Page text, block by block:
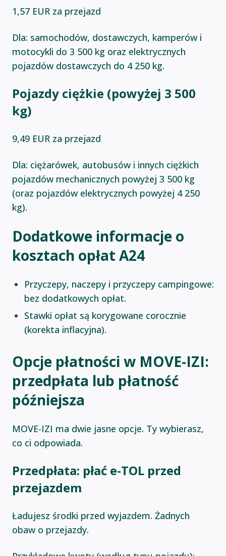
1,57 EUR za przejazd
Dla: samochodów, dostawczych, kamperów i
motocykli do 3 500 kg oraz elektrycznych
pojazdów dostawczych do 4 250 kg.
Pojazdy ciężkie (powyżej 3 500
kg)
9,49 EUR za przejazd
Dla: ciężarówek, autobusów i innych ciężkich
pojazdów mechanicznych powyżej 3 500 kg
(oraz pojazdów elektrycznych powyżej 4 250
kg).
Dodatkowe informacje o
kosztach opłat A24
Przyczepy, naczepy i przyczepy campingowe:
bez dodatkowych opłat.
Stawki opłat są korygowane corocznie
(korekta inflacyjna).
Opcje płatności w MOVE-IZI:
przedpłata lub płatność
późniejsza
MOVE-IZI ma dwie jasne opcje. Ty wybierasz,
co ci odpowiada.
Przedpłata: płać e-TOL przed
przejazdem
Ładujesz środki przed wyjazdem. Żadnych
obaw o przejazdy.